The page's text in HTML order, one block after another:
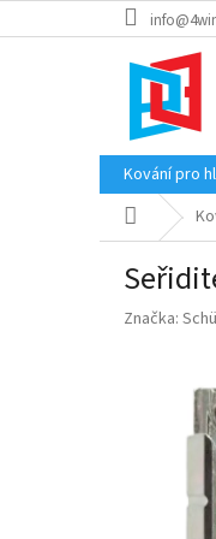
na
Kování pro
Domů
Značka: